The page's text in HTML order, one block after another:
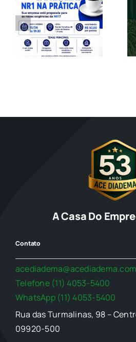
Solenidade
de Posse da
Nova
Diretoria
A Casa Do
Contato
Telefone (11) 4053-5400
WhatsApp (11) 4053-5400
Rua das Turmalinas, 98 –
09920-500